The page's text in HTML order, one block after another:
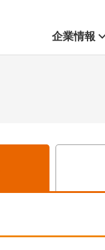
企業情報